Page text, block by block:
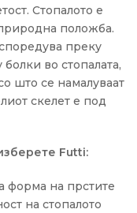
Стопалото е
положба.
преку
во стопалата,
што се намалуваат
скелет е под
Futti:
форма на прстите
на стопалото